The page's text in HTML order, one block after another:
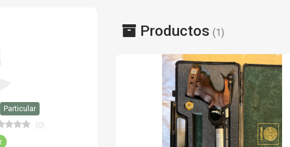
Particular
(0)
Productos (1)